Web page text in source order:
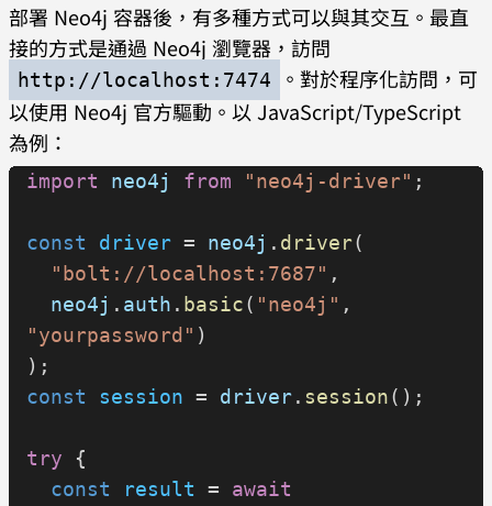
部署 Neo4j 容器後，有多種方式可以與其交互。最直
接的方式是通過 Neo4j 瀏覽器，訪問
http://localhost:7474
。對於程序化訪問，可
以使用 Neo4j 官方驅動。以 JavaScript/TypeScript
為例：
import neo4j from "neo4j-driver" ;
const driver = neo4j . driver(
  "bolt://localhost:7687"
,
  neo4j
. auth . basic( "neo4j"
"yourpassword" )
);
const session = driver. session();
try {
  const
result = await